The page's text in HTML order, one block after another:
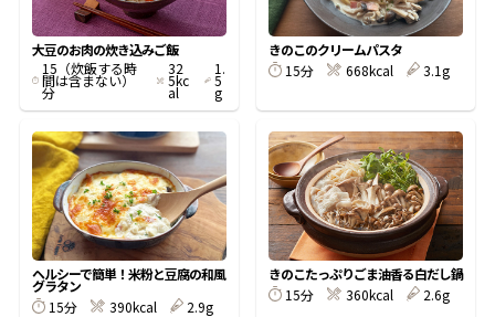
『踊り節』
鰹節屋の
だしパック
大豆のお肉の炊き込みご飯
15（炊飯する時
間は含まない）
分
32
5kc
al
1.
5
g
きのこのクリームパスタ
15分
668kcal 3.1g
ヘルシーで簡単！米粉と豆腐の和風
グラタン
15分
390kcal 2.9g
きのこたっぷりごま油香る白だし鍋
15分
360kcal 2.6g